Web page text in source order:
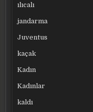
ılıcalı
jandarma
Juventus
kaçak
Kadın
Kadınlar
kaldı